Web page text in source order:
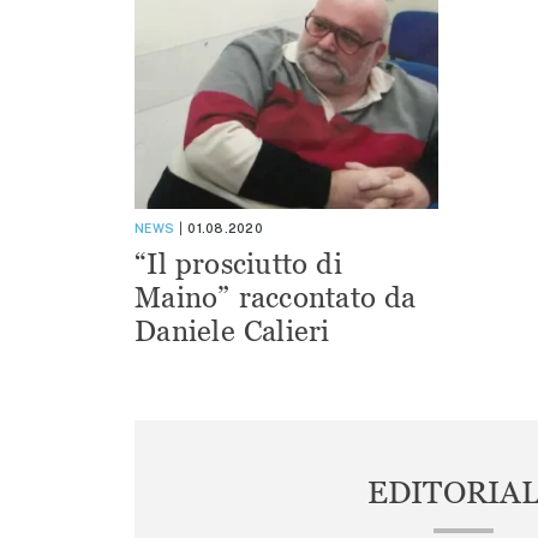
NEWS 01.08.2020
“Il prosciutto di
Maino” raccontato da
Daniele Calieri